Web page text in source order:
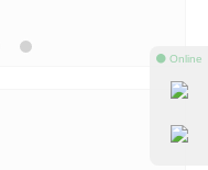
⚫ Online